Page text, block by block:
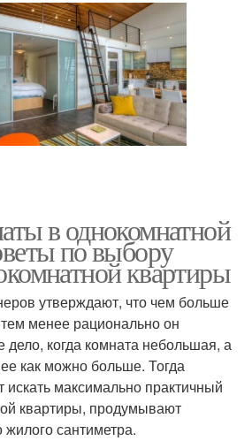
в однокомнатной
по выбору
квартиры
утверждают, что чем больше
менее рационально он
дело, когда комната небольшая, а
как можно больше. Тогда
максимально практичный
квартиры, продумывают
сантиметра.